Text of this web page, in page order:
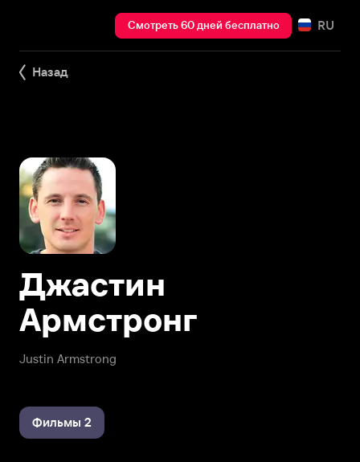
Смотреть 60 дней бесплатно RU
Назад
Justin Armstrong
Джастин
Армстронг
Фильмы 2